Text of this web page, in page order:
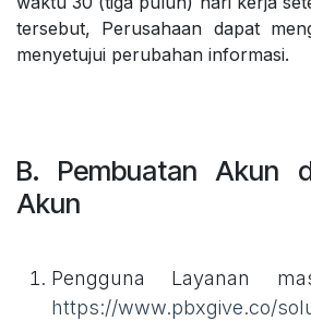
tersebut, Perusahaan dapat
menyetujui perubahan informasi.
B. Pembuatan Akun
Akun
Pengguna Layanan
https://www.pbxgive.co/